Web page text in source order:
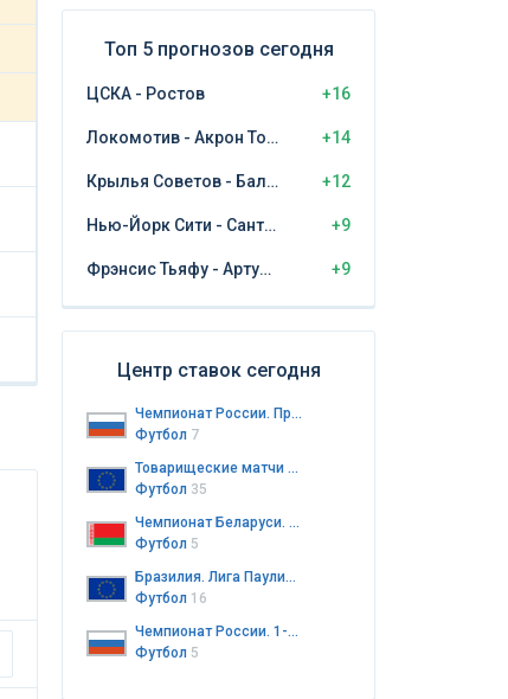
Топ 5 прогнозов сегодня
ЦСКА - Ростов +16
Локомотив - Акрон Тольятти +14
Крылья Советов - Балтика Калининград +12
Нью-Йорк Сити - Сантос Лагуна +9
Фрэнсис Тьяфу - Артур Риндеркнех +9
Центр ставок сегодня
Чемпионат России. Премьер-лига
Футбол 7
Товарищеские матчи клубов
Футбол 35
Чемпионат Беларуси. Высшая лига
Футбол 5
Бразилия. Лига Паулиста до 20 лет
Футбол 16
Чемпионат России. 1-я лига
Футбол 5